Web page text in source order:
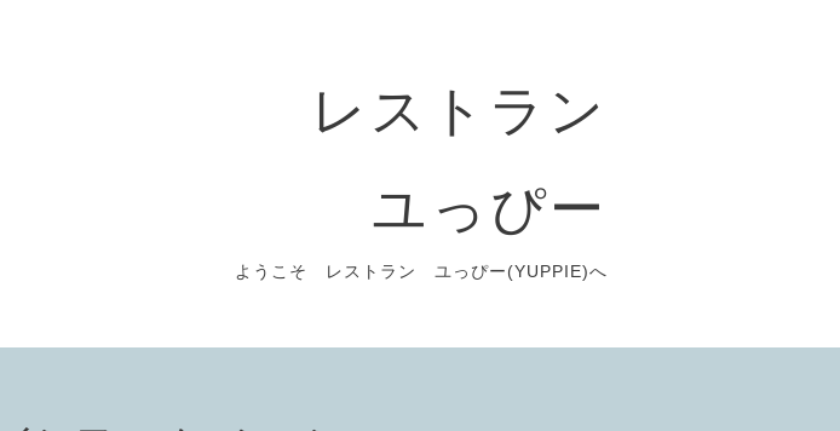
レストラン
ユっぴー
ようこそ レストラン ユっぴー(YUPPIE)へ